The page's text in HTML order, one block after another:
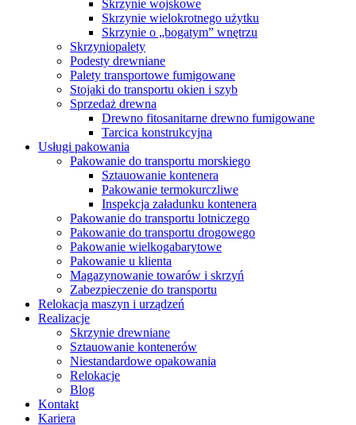
Skrzynie wojskowe
Skrzynie wielokrotnego użytku
Skrzynie o „bogatym” wnętrzu
Skrzyniopalety
Podesty drewniane
Palety transportowe fumigowane
Stojaki do transportu okien i szyb
Sprzedaż drewna
Drewno fitosanitarne drewno fumigowane
Tarcica konstrukcyjna
Usługi pakowania
Pakowanie do transportu morskiego
Sztauowanie kontenera
Pakowanie termokurczliwe
Inspekcja załadunku kontenera
Pakowanie do transportu lotniczego
Pakowanie do transportu drogowego
Pakowanie wielkogabarytowe
Pakowanie u klienta
Magazynowanie towarów i skrzyń
Zabezpieczenie do transportu
Relokacja maszyn i urządzeń
Realizacje
Skrzynie drewniane
Sztauowanie kontenerów
Niestandardowe opakowania
Relokacje
Blog
Kontakt
Kariera